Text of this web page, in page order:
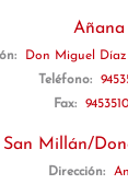
Añana
Don Miguel
Teléfono:
Fax:
San Millán/
Dirección: